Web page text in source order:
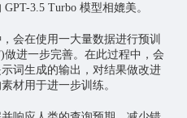
3.5 Turbo 模型相媲美。
会在使用一大量数据进行预训
进一步完善。在此过程中，会
词生成的输出，对结果做改进
材用于进一步训练。